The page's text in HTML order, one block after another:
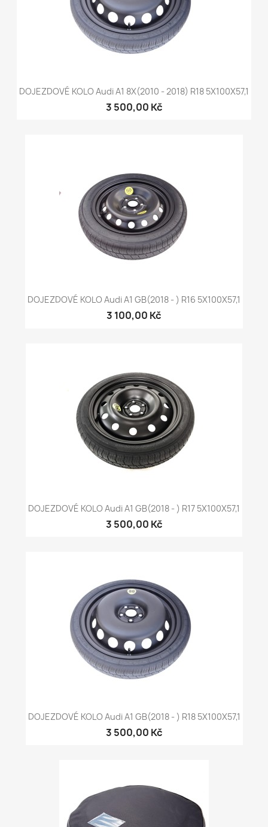
DOJEZDOVÉ KOLO Audi A1 8X(2010 - 2018) R18 5X100X57,1
3 500,00 Kč
DOJEZDOVÉ KOLO Audi A1 GB(2018 - ) R16 5X100X57,1
3 100,00 Kč
DOJEZDOVÉ KOLO Audi A1 GB(2018 - ) R17 5X100X57,1
3 500,00 Kč
DOJEZDOVÉ KOLO Audi A1 GB(2018 - ) R18 5X100X57,1
3 500,00 Kč